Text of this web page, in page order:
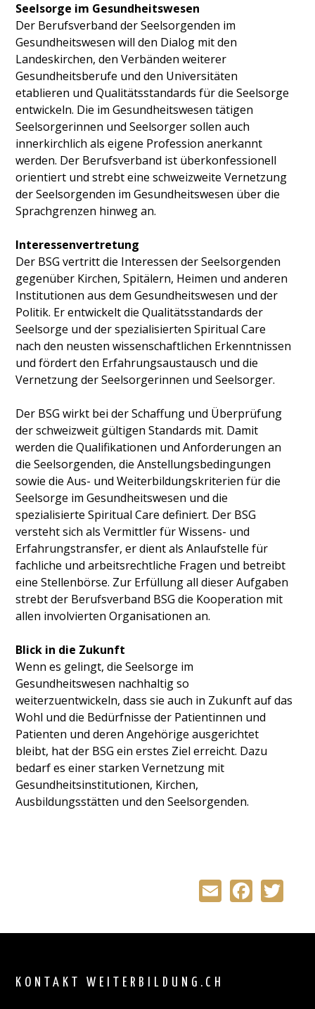
Seelsorge im Gesundheitswesen
Der Berufsverband der Seelsorgenden im
Gesundheitswesen will den Dialog mit den
Landeskirchen, den Verbänden weiterer
Gesundheitsberufe und den Universitäten
etablieren und Qualitätsstandards für die Seelsorge
entwickeln. Die im Gesundheitswesen tätigen
Seelsorgerinnen und Seelsorger sollen auch
innerkirchlich als eigene Profession anerkannt
werden. Der Berufsverband ist überkonfessionell
orientiert und strebt eine schweizweite Vernetzung
der Seelsorgenden im Gesundheitswesen über die
Sprachgrenzen hinweg an.
Interessenvertretung
Der BSG vertritt die Interessen der Seelsorgenden
gegenüber Kirchen, Spitälern, Heimen und anderen
Institutionen aus dem Gesundheitswesen und der
Politik. Er entwickelt die Qualitätsstandards der
Seelsorge und der spezialisierten Spiritual Care
nach den neusten wissenschaftlichen Erkenntnissen
und fördert den Erfahrungsaustausch und die
Vernetzung der Seelsorgerinnen und Seelsorger.
Der BSG wirkt bei der Schaffung und Überprüfung
der schweizweit gültigen Standards mit. Damit
werden die Qualifikationen und Anforderungen an
die Seelsorgenden, die Anstellungsbedingungen
sowie die Aus- und Weiterbildungskriterien für die
Seelsorge im Gesundheitswesen und die
spezialisierte Spiritual Care definiert. Der BSG
versteht sich als Vermittler für Wissens- und
Erfahrungstransfer, er dient als Anlaufstelle für
fachliche und arbeitsrechtliche Fragen und betreibt
eine Stellenbörse. Zur Erfüllung all dieser Aufgaben
strebt der Berufsverband BSG die Kooperation mit
allen involvierten Organisationen an.
Blick in die Zukunft
Wenn es gelingt, die Seelsorge im
Gesundheitswesen nachhaltig so
weiterzuentwickeln, dass sie auch in Zukunft auf das
Wohl und die Bedürfnisse der Patientinnen und
Patienten und deren Angehörige ausgerichtet
bleibt, hat der BSG ein erstes Ziel erreicht. Dazu
bedarf es einer starken Vernetzung mit
Gesundheitsinstitutionen, Kirchen,
Ausbildungsstätten und den Seelsorgenden.
Email
KONTAKT WEITERBILDUNG.CH